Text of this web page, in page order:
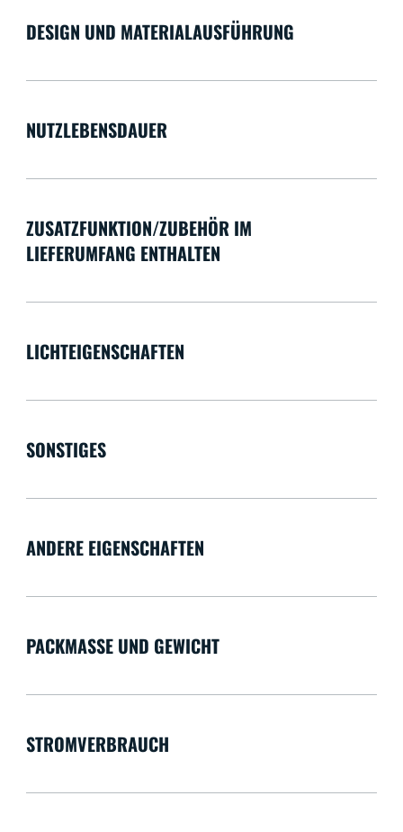
DESIGN UND MATERIALAUSFÜHRUNG
NUTZLEBENSDAUER
ZUSATZFUNKTION/ZUBEHÖR IM
LIEFERUMFANG ENTHALTEN
LICHTEIGENSCHAFTEN
SONSTIGES
ANDERE EIGENSCHAFTEN
PACKMASSE UND GEWICHT
STROMVERBRAUCH